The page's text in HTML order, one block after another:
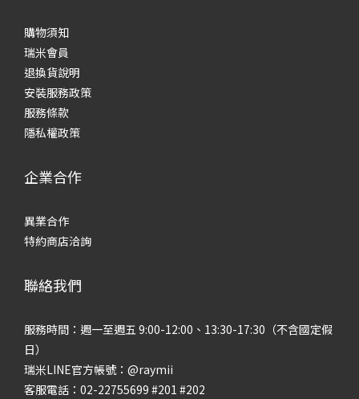
購物須知
瑞米會員
退換貨說明
安裝服務政策
服務條款
隱私權政策
企業合作
異業合作
特約商店洽詢
聯絡我們
服務時間：週一至週五 9:00-12:00、13:30-17:30（不含國定假
日）
瑞米LINE官方帳號：@raymii
客服電話：02-22755699 #201 #202